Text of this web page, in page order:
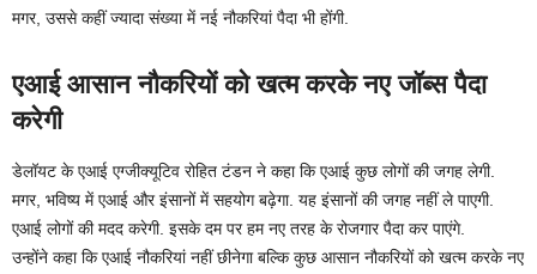
मगर, उससे कहीं ज्यादा संख्या में नई नौकरियां पैदा भी होंगी.
एआई आसान नौकरियों को खत्म करके नए जॉब्स पैदा
करेगी
डेलॉयट के एआई एग्जीक्यूटिव रोहित टंडन ने कहा कि एआई कुछ लोगों की जगह लेगी.
मगर, भविष्य में एआई और इंसानों में सहयोग बढ़ेगा. यह इंसानों की जगह नहीं ले पाएगी.
एआई लोगों की मदद करेगी. इसके दम पर हम नए तरह के रोजगार पैदा कर पाएंगे.
उन्होंने कहा कि एआई नौकरियां नहीं छीनेगा बल्कि कुछ आसान नौकरियों को खत्म करके नए